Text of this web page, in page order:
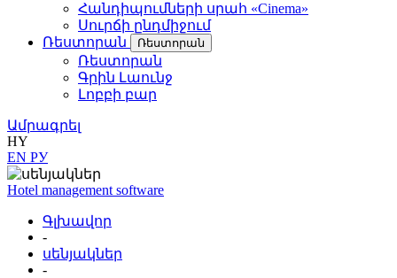
Հանդիպումների սրահ «Cinema»
Սուրճի ընդմիջում
Ռեստորան
Ռեստորան
Ռեստորան
Գրին Լաունջ
Լոբբի բար
Ամրագրել
HY
EN РУ
Hotel management software
Գլխավոր
-
սենյակներ
-